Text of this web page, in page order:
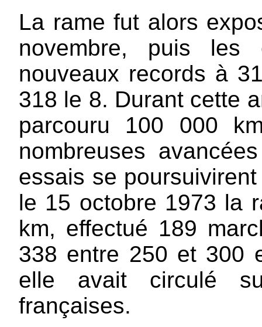
La rame fut alors
novembre, puis les
nouveaux records à
318 le 8. Durant cette
parcouru 100 000
nombreuses
essais se
le 15 octobre 1973 la
km, effectué 189
338 entre 250 et 300
elle avait circulé
françaises.